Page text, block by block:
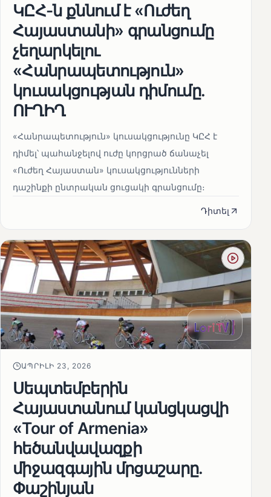
ԿԸՀ-ն քննում է «Ուժեղ
Հայաստանի» գրանցումը
չեղարկելու
«Հանրապետություն»
կուսակցության դիմումը.
ՈՒՂԻՂ
«Հանրապետություն» կուսակցությունը ԿԸՀ է
դիմել՝ պահանջելով ուժը կորցրած ճանաչել
«Ուժեղ Հայաստան» կուսակցությունների
դաշինքի ընտրական ցուցակի գրանցումը։
Դիտել
ԱՊՐԻԼԻ 23, 2026
Սեպտեմբերին
Հայաստանում կանցկացվի
«Tour of Armenia»
հեծանվավազքի
միջազգային մրցաշարը.
Փաշինյան